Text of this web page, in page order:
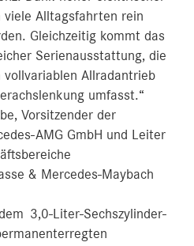
viele Alltagsfahrten rein
Gleichzeitig kommt das
Serienausstattung, die
Allradantrieb
umfasst.“
Vorsitzender der
AMG GmbH und Leiter
& Mercedes-Maybach
3,0-Liter-Sechszylinder-